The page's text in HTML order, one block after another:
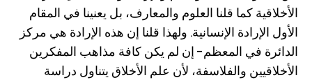
الأخلاقية كما قلنا العلوم والمعارف، بل يعنينا في المقام
الأول الإرادة الإنسانية. ولهذا قلنا إن هذه الإرادة هي مركز
الدائرة في المعظم- إن لم يكن كافة مذاهب المفكرين
الأخلاقيين والفلاسفة، لأن علم الأخلاق يتناول دراسة